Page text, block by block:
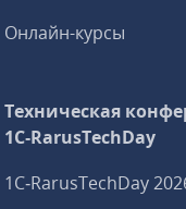
Онлайн-курсы
Техническая
1C‑RarusTechDay
1C‑RarusTechDay